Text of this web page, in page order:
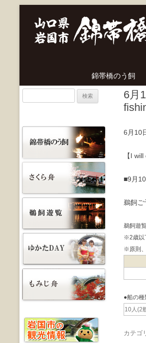
錦帯橋のう飼
6月
6月10
【I
■9月
鵜飼
鵜飼遊
※2歳以
※原則
●船の種
10人(2
カテゴ